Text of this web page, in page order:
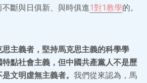
斷與日俱新、與時俱進1對1教學的。
主義者，堅持馬克思主義的科學學
點社會主義，但中國共產黨人不是歷
文明虛無主義者。 我們從來認為，馬